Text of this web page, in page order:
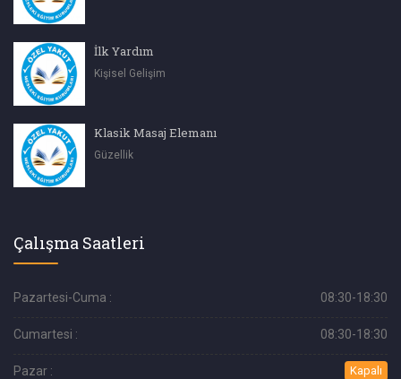
İlk Yardım
Kişisel Gelişim
Klasik Masaj Elemanı
Güzellik
Çalışma Saatleri
Pazartesi-Cuma : 08:30-18:30
Cumartesi : 08:30-18:30
Pazar : Kapalı